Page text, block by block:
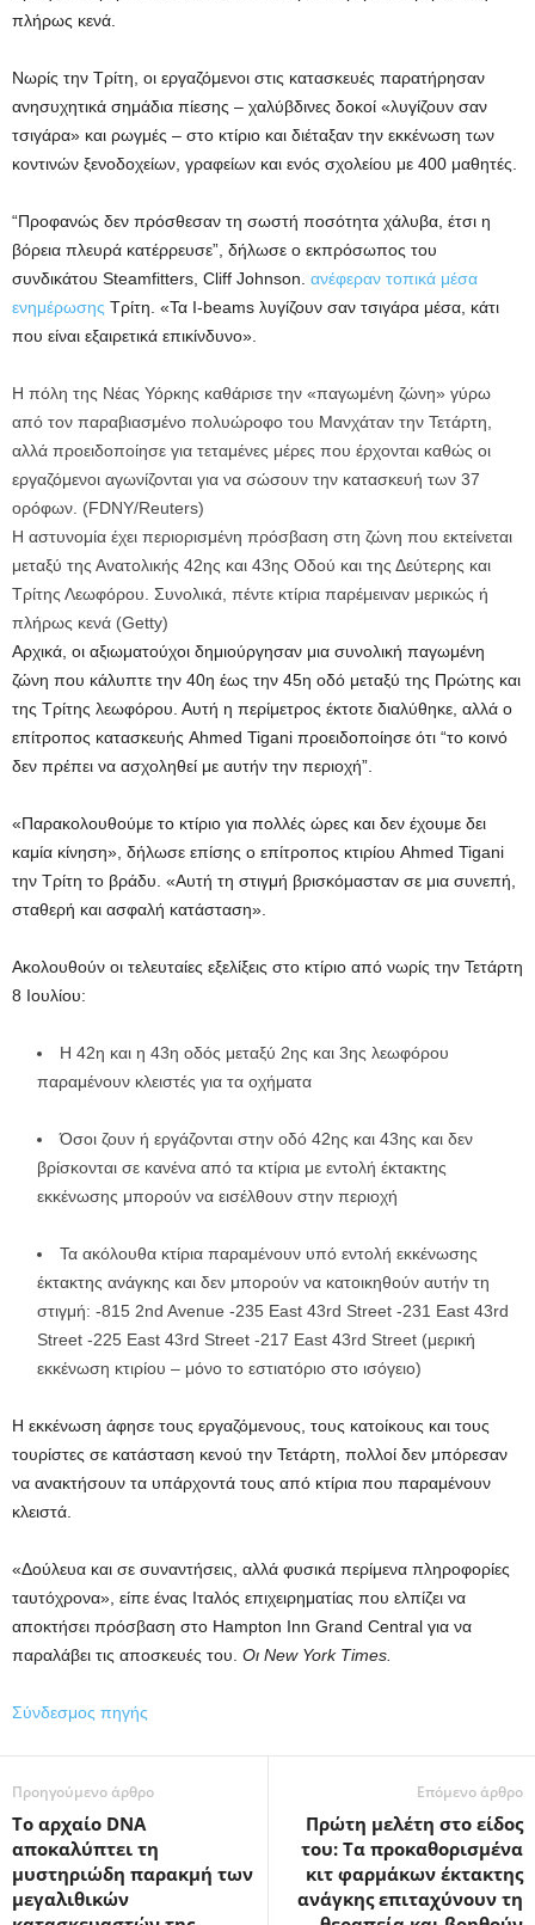
πλήρως κενά.
Νωρίς την Τρίτη, οι εργαζόμενοι στις κατασκευές παρατήρησαν
ανησυχητικά σημάδια πίεσης – χαλύβδινες δοκοί «λυγίζουν σαν
τσιγάρα» και ρωγμές – στο κτίριο και διέταξαν την εκκένωση των
κοντινών ξενοδοχείων, γραφείων και ενός σχολείου με 400 μαθητές.
“Προφανώς δεν πρόσθεσαν τη σωστή ποσότητα χάλυβα, έτσι η
βόρεια πλευρά κατέρρευσε”, δήλωσε ο εκπρόσωπος του
συνδικάτου Steamfitters, Cliff Johnson. ανέφεραν τοπικά μέσα
ενημέρωσης Τρίτη. «Τα I-beams λυγίζουν σαν τσιγάρα μέσα, κάτι
που είναι εξαιρετικά επικίνδυνο».
Η πόλη της Νέας Υόρκης καθάρισε την «παγωμένη ζώνη» γύρω
από τον παραβιασμένο πολυώροφο του Μανχάταν την Τετάρτη,
αλλά προειδοποίησε για τεταμένες μέρες που έρχονται καθώς οι
εργαζόμενοι αγωνίζονται για να σώσουν την κατασκευή των 37
ορόφων. (FDNY/Reuters)
Η αστυνομία έχει περιορισμένη πρόσβαση στη ζώνη που εκτείνεται
μεταξύ της Ανατολικής 42ης και 43ης Οδού και της Δεύτερης και
Τρίτης Λεωφόρου. Συνολικά, πέντε κτίρια παρέμειναν μερικώς ή
πλήρως κενά (Getty)
Αρχικά, οι αξιωματούχοι δημιούργησαν μια συνολική παγωμένη
ζώνη που κάλυπτε την 40η έως την 45η οδό μεταξύ της Πρώτης και
της Τρίτης λεωφόρου. Αυτή η περίμετρος έκτοτε διαλύθηκε, αλλά ο
επίτροπος κατασκευής Ahmed Tigani προειδοποίησε ότι “το κοινό
δεν πρέπει να ασχοληθεί με αυτήν την περιοχή”.
«Παρακολουθούμε το κτίριο για πολλές ώρες και δεν έχουμε δει
καμία κίνηση», δήλωσε επίσης ο επίτροπος κτιρίου Ahmed Tigani
την Τρίτη το βράδυ. «Αυτή τη στιγμή βρισκόμασταν σε μια συνεπή,
σταθερή και ασφαλή κατάσταση».
Ακολουθούν οι τελευταίες εξελίξεις στο κτίριο από νωρίς την Τετάρτη
8 Ιουλίου:
Η 42η και η 43η οδός μεταξύ 2ης και 3ης λεωφόρου
παραμένουν κλειστές για τα οχήματα
Όσοι ζουν ή εργάζονται στην οδό 42ης και 43ης και δεν
βρίσκονται σε κανένα από τα κτίρια με εντολή έκτακτης
εκκένωσης μπορούν να εισέλθουν στην περιοχή
Τα ακόλουθα κτίρια παραμένουν υπό εντολή εκκένωσης
έκτακτης ανάγκης και δεν μπορούν να κατοικηθούν αυτήν τη
στιγμή: -815 2nd Avenue -235 East 43rd Street -231 East 43rd
Street -225 East 43rd Street -217 East 43rd Street (μερική
εκκένωση κτιρίου – μόνο το εστιατόριο στο ισόγειο)
Η εκκένωση άφησε τους εργαζόμενους, τους κατοίκους και τους
τουρίστες σε κατάσταση κενού την Τετάρτη, πολλοί δεν μπόρεσαν
να ανακτήσουν τα υπάρχοντά τους από κτίρια που παραμένουν
κλειστά.
«Δούλευα και σε συναντήσεις, αλλά φυσικά περίμενα πληροφορίες
ταυτόχρονα», είπε ένας Ιταλός επιχειρηματίας που ελπίζει να
αποκτήσει πρόσβαση στο Hampton Inn Grand Central για να
παραλάβει τις αποσκευές του. Οι New York Times.
Σύνδεσμος πηγής
Προηγούμενο άρθρο
Το αρχαίο DNA
αποκαλύπτει τη
μυστηριώδη παρακμή των
μεγαλιθικών
Επόμενο άρθρο
Πρώτη μελέτη στο είδος
του: Τα προκαθορισμένα
κιτ φαρμάκων έκτακτης
ανάγκης επιταχύνουν τη